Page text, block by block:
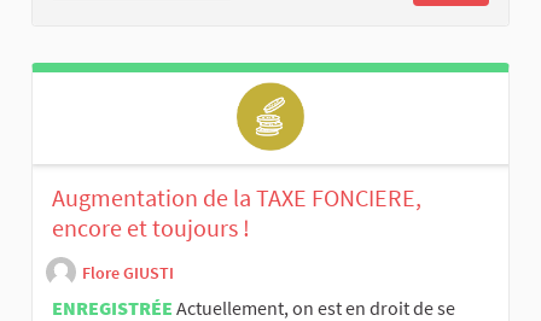
Augmentation de la TAXE FONCIERE,
encore et toujours !
Flore GIUSTI
ENREGISTRÉE Actuellement, on est en droit de se